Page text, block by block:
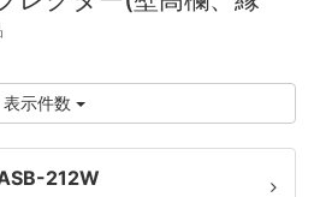
表示件数
212W